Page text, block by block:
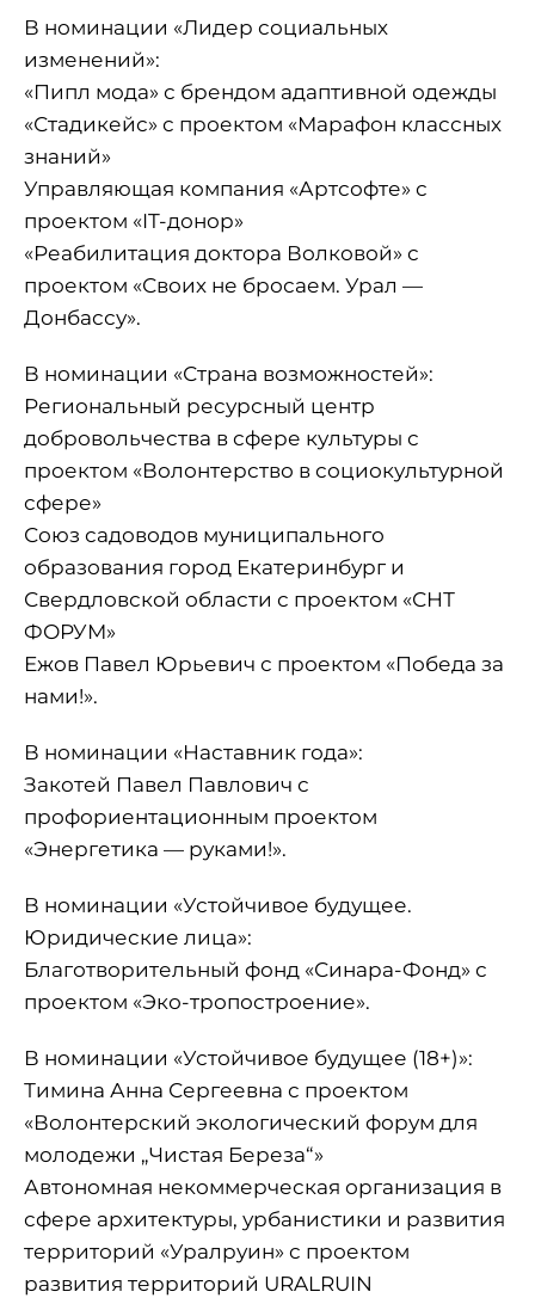
В номинации «Лидер социальных
изменений»:
«Пипл мода» с брендом адаптивной одежды
«Стадикейс» с проектом «Марафон классных
знаний»
Управляющая компания «Артсофте» с
проектом «IT-донор»
«Реабилитация доктора Волковой» с
проектом «Своих не бросаем. Урал —
Донбассу».
В номинации «Страна возможностей»:
Региональный ресурсный центр
добровольчества в сфере культуры с
проектом «Волонтерство в социокультурной
сфере»
Союз садоводов муниципального
образования город Екатеринбург и
Свердловской области с проектом «СНТ
ФОРУМ»
Ежов Павел Юрьевич с проектом «Победа за
нами!».
В номинации «Наставник года»:
Закотей Павел Павлович с
профориентационным проектом
«Энергетика — руками!».
В номинации «Устойчивое будущее.
Юридические лица»:
Благотворительный фонд «Синара-Фонд» с
проектом «Эко-тропостроение».
В номинации «Устойчивое будущее (18+)»:
Тимина Анна Сергеевна с проектом
«Волонтерский экологический форум для
молодежи „Чистая Береза“»
Автономная некоммерческая организация в
сфере архитектуры, урбанистики и развития
территорий «Уралруин» с проектом
развития территорий URALRUIN